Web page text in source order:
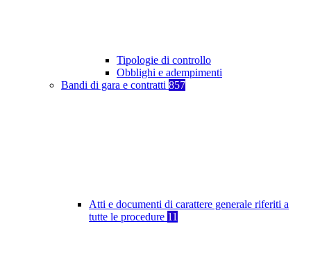
Tipologie di controllo
Obblighi e adempimenti
Bandi di gara e contratti 857
Atti e documenti di carattere generale riferiti a
tutte le procedure 11